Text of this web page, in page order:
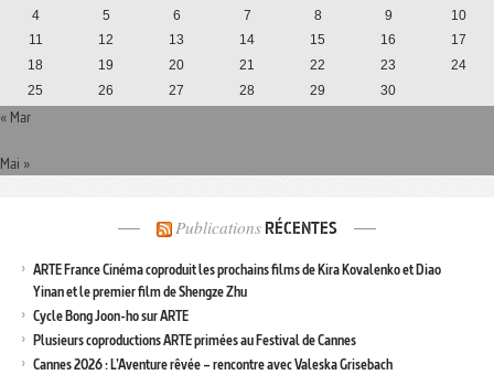
4
5 6 7 8 9
10
11
12 13 14 15 16
17
18
19 20 21 22 23
24
25
26 27 28 29 30
« Mar
Mai »
Publications RÉCENTES
ARTE France Cinéma coproduit les prochains films de Kira Kovalenko et Diao
Yinan et le premier film de Shengze Zhu
Cycle Bong Joon-ho sur ARTE
Plusieurs coproductions ARTE primées au Festival de Cannes
Cannes 2026 : L’Aventure rêvée – rencontre avec Valeska Grisebach